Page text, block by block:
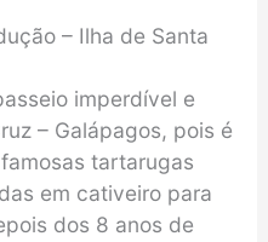
– Ilha de Santa
imperdível e
– Galápagos, pois é
tartarugas
em cativeiro para
dos 8 anos de